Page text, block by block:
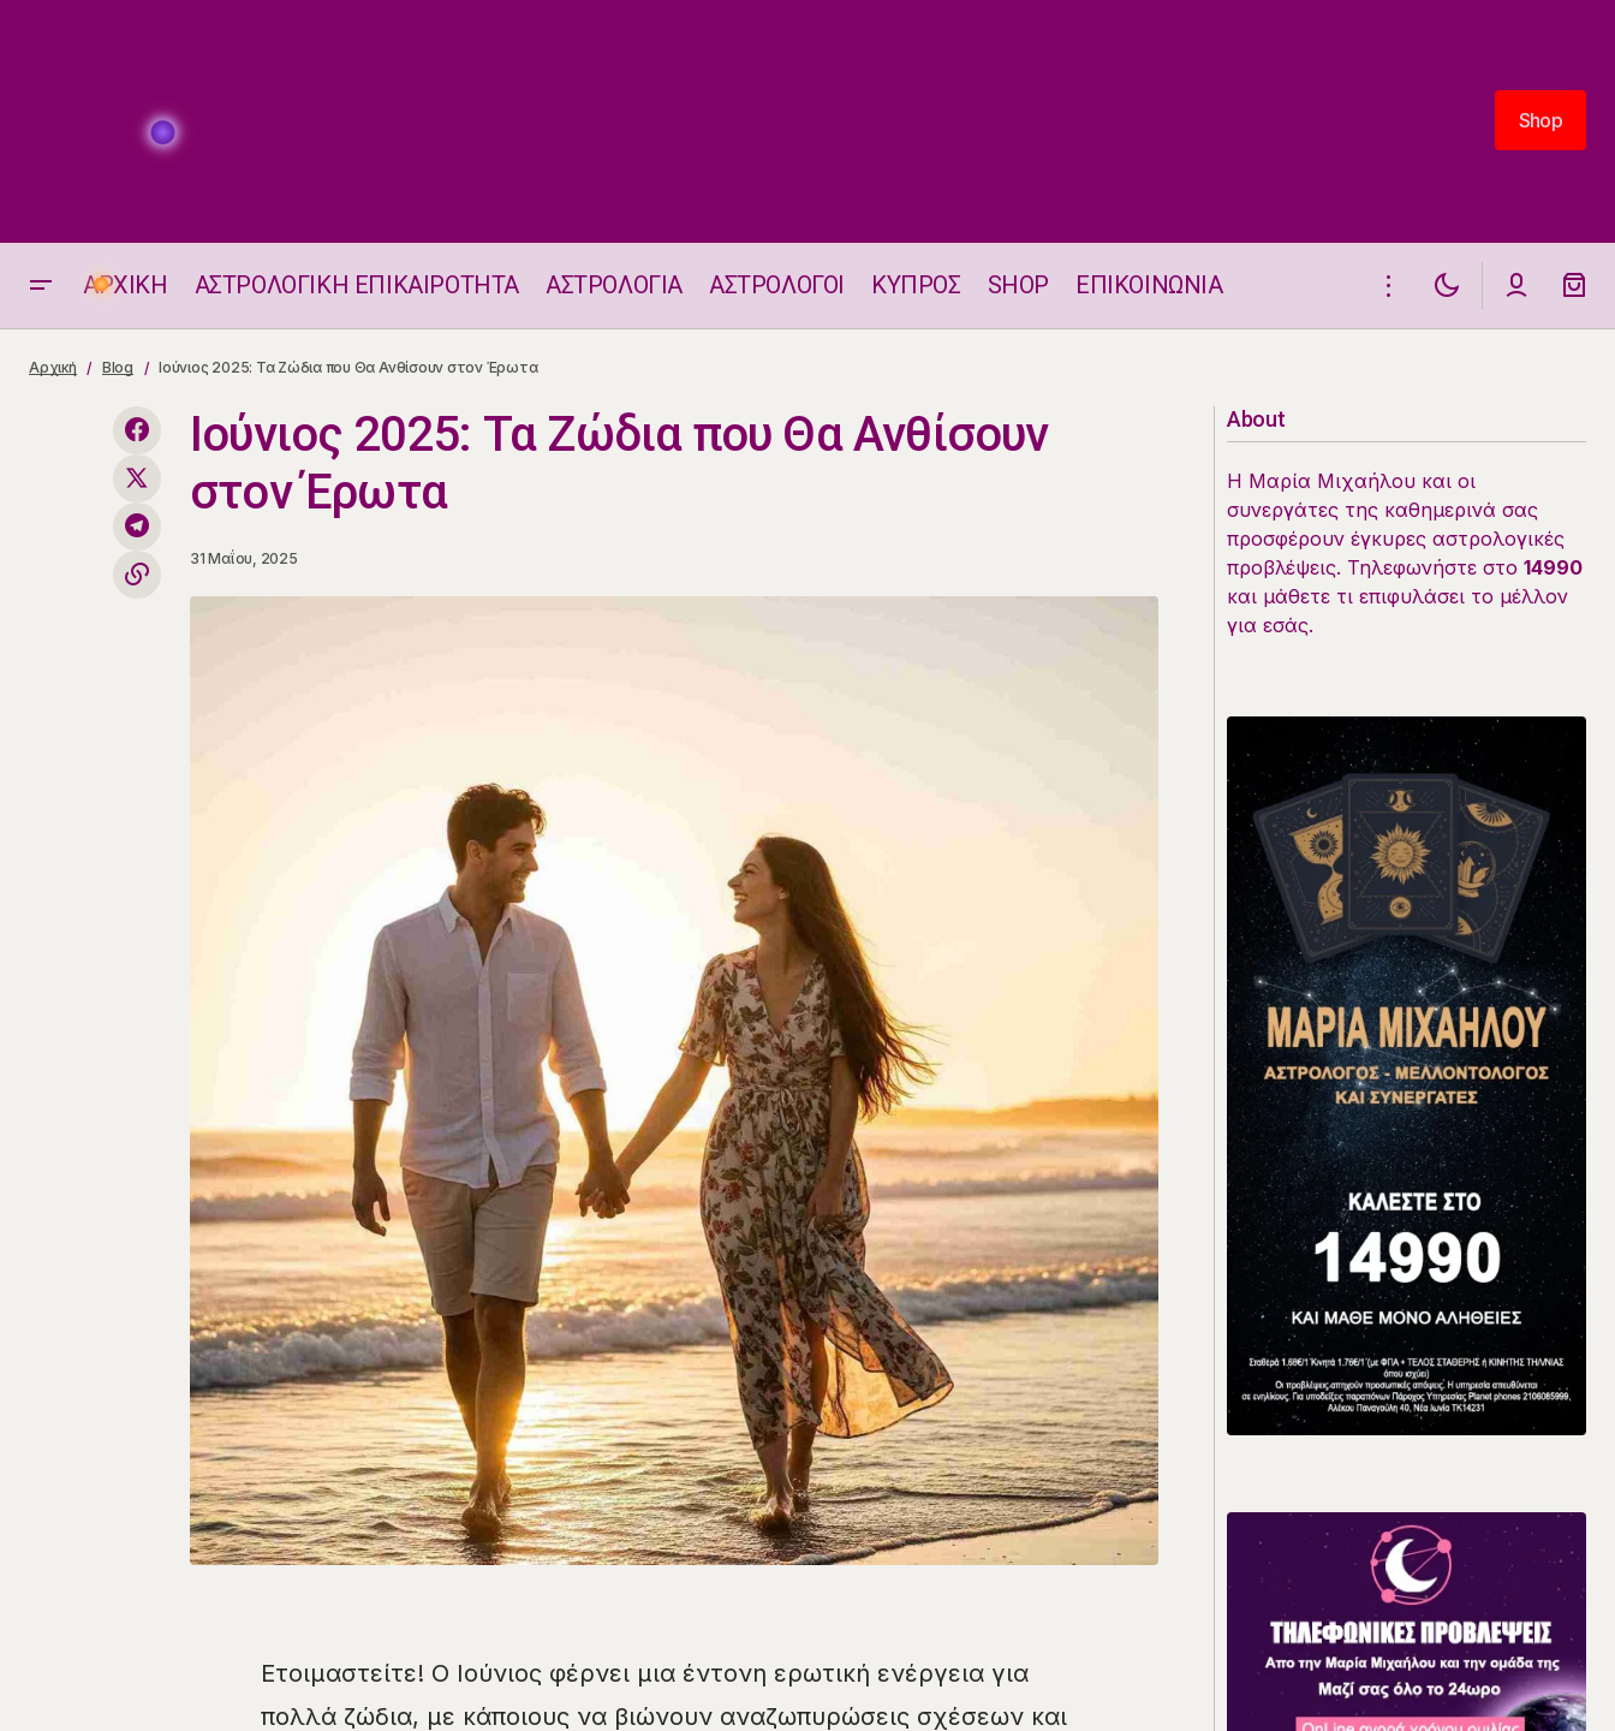
Shop
Shop
ΑΡΧΙΚΗ ΑΣΤΡΟΛΟΓΙΚΗ ΕΠΙΚΑΙΡΟΤΗΤΑ ΑΣΤΡΟΛΟΓΙΑ ΑΣΤΡΟΛΟΓΟΙ ΚΥΠΡΟΣ SHOP ΕΠΙΚΟΙΝΩΝΙΑ
Ξεκλείδωσε το Μέλλον Σου
Αρχική Blog Ιούνιος 2025: Τα Ζώδια που Θα Ανθίσουν στον Έρωτα
Ιούνιος 2025: Τα Ζώδια που Θα Ανθίσουν
στον Έρωτα
31 Μαΐου, 2025
Ετοιμαστείτε! Ο Ιούνιος φέρνει μια έντονη ερωτική ενέργεια για
πολλά ζώδια, με κάποιους να βιώνουν αναζωπυρώσεις σχέσεων και
About
Η Μαρία Μιχαήλου και οι
συνεργάτες της καθημερινά σας
προσφέρουν έγκυρες αστρολογικές
προβλέψεις. Τηλεφωνήστε στο 14990
και μάθετε τι επιφυλάσει το μέλλον
για εσάς.